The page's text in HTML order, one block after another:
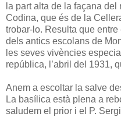
la part alta de la façana del
Codina, que és de la
trobar-lo. Resulta que
dels antics escolans de
les seves vivències
república, l’abril del 1931,
Anem a escoltar la salve
La basílica està plena a
saludem el prior i el P.